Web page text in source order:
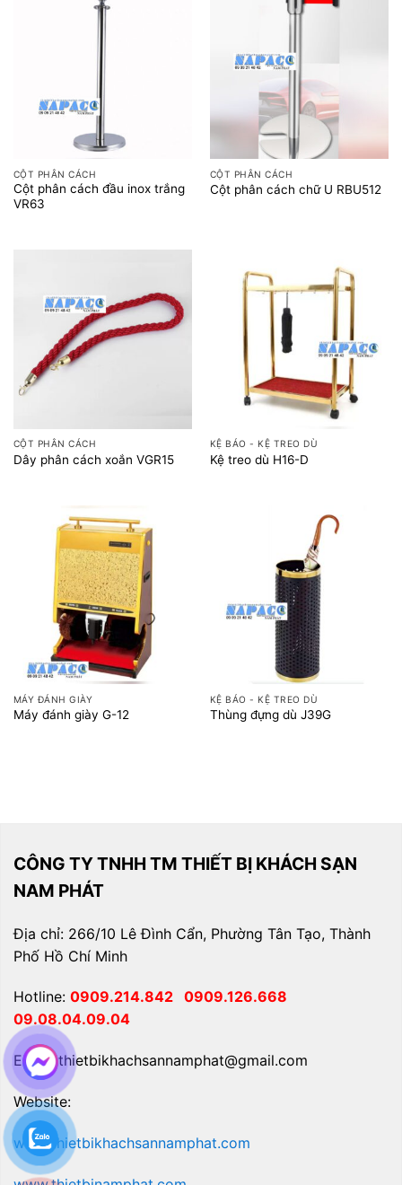
CỘT PHÂN CÁCH
Cột phân cách đầu inox trắng
VR63
CỘT PHÂN CÁCH
Cột phân cách chữ U RBU512
CỘT PHÂN CÁCH
Dây phân cách xoắn VGR15
KỆ BÁO - KỆ TREO DÙ
Kệ treo dù H16-D
MÁY ĐÁNH GIÀY
Máy đánh giày G-12
KỆ BÁO - KỆ TREO DÙ
Thùng đựng dù J39G
CÔNG TY TNHH TM THIẾT BỊ KHÁCH SẠN
NAM PHÁT
Địa chỉ: 266/10 Lê Đình Cẩn, Phường Tân Tạo, Thành
Phố Hồ Chí Minh
Hotline: 0909.214.842 0909.126.668
09.08.04.09.04
Email: thietbikhachsannamphat@gmail.com
Website:
www.thietbikhachsannamphat.com